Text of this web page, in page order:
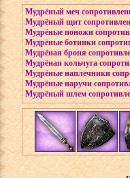
Мудрёный меч
Мудрёный щит
Мудрёные поножи
Мудрёные ботинки
Мудрёная броня
Мудрёная кольчуга
Мудрёные наплечники
Мудрёные наручи
Мудрёный шлем